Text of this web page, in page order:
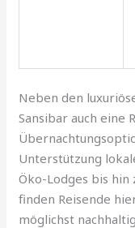
Neben den
Sansibar auch eine
Unterstützung
Öko-Lodges bis
finden Reisende
möglichst